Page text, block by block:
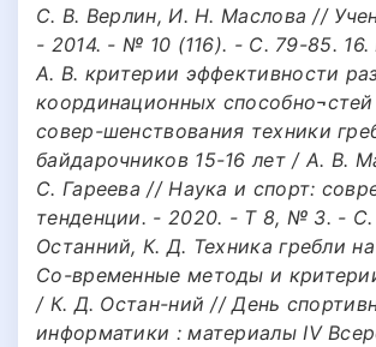
С. В. Верлин, И. Н. Маслова //
- 2014. - № 10 (116). - С. 79-85.
А. В. критерии эффективности
координационных
совер-шенствования техники
байдарочников 15-16 лет / А. В.
С. Гареева // Наука и спорт:
тенденции. - 2020. - Т 8, № 3. - С.
Останний, К. Д. Техника гребли
Со-временные методы и
/ К. Д. Остан-ний // День
информатики : материалы IV